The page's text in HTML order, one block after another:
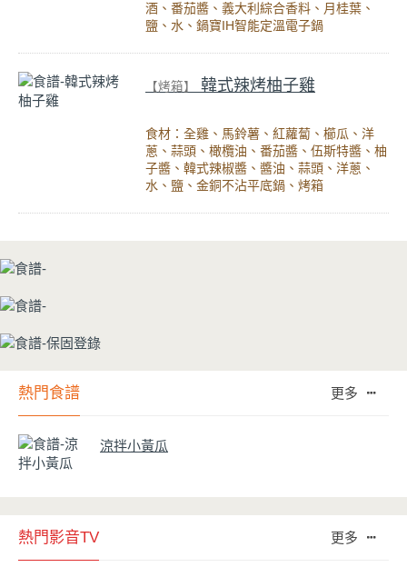
酒、番茄醬、義大利綜合香料、月桂葉、
鹽、水、鍋寶IH智能定溫電子鍋
【烤箱】 韓式辣烤柚子雞
食材：全雞、馬鈴薯、紅蘿蔔、櫛瓜、洋
蔥、蒜頭、橄欖油、番茄醬、伍斯特醬、柚
子醬、韓式辣椒醬、醬油、蒜頭、洋蔥、
水、鹽、金銅不沾平底鍋、烤箱
熱門食譜 更多
涼拌小黃瓜
熱門影音TV 更多